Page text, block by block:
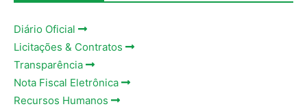
Diário Oficial
Licitações & Contratos
Transparência
Nota Fiscal Eletrônica
Recursos Humanos